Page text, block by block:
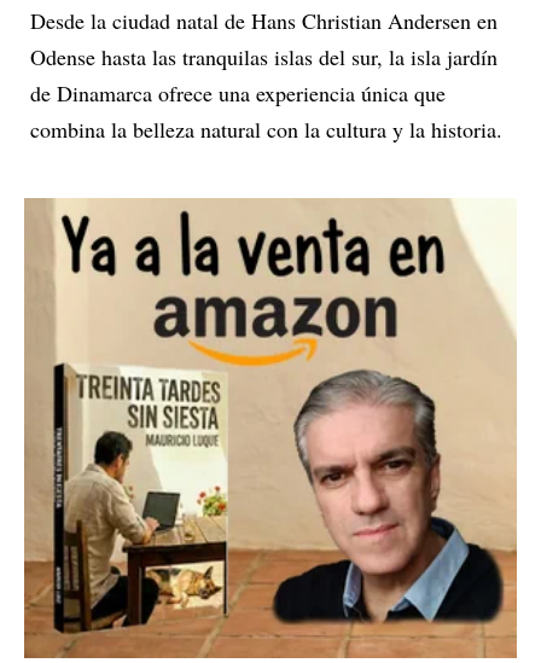
Desde la ciudad natal de Hans Christian Andersen en
Odense hasta las tranquilas islas del sur, la isla jardín
de Dinamarca ofrece una experiencia única que
combina la belleza natural con la cultura y la historia.